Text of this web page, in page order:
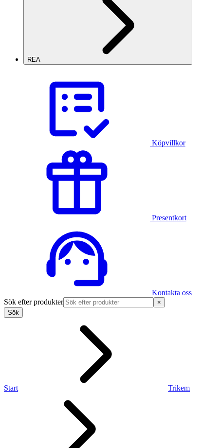
REA
Köpvillkor
Presentkort
Kontakta oss
Sök efter produkter
×
Sök
Start Trikem